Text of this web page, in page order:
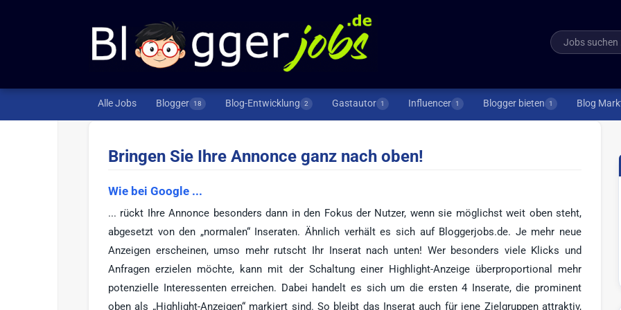
Alle Jobs Blogger 18 Blog-Entwicklung 2 Gastautor 1 Influencer 1 Blogger bieten 1 Blog
Bringen Sie Ihre Annonce ganz nach oben!
Wie bei Google ...
... rückt Ihre Annonce besonders dann in den Fokus der Nutzer, wenn sie möglichst weit oben steht,
abgesetzt von den „normalen“ Inseraten. Ähnlich verhält es sich auf Bloggerjobs.de. Je mehr neue
Anzeigen erscheinen, umso mehr rutscht Ihr Inserat nach unten! Wer besonders viele Klicks und
Anfragen erzielen möchte, kann mit der Schaltung einer Highlight-Anzeige überproportional mehr
potenzielle Interessenten erreichen. Dabei handelt es sich um die ersten 4 Inserate, die prominent
oben als „Highlight-Anzeigen“ markiert sind. So bleibt das Inserat auch für jene Zielgruppen attraktiv,